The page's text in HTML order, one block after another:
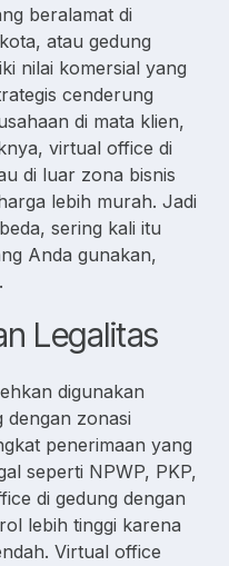
beralamat di
atau gedung
nilai komersial yang
cenderung
di mata klien,
virtual office di
di luar zona bisnis
lebih murah. Jadi
sering kali itu
Anda gunakan,
Legalitas
digunakan
dengan zonasi
penerimaan yang
seperti NPWP, PKP,
di gedung dengan
lebih tinggi karena
Virtual office